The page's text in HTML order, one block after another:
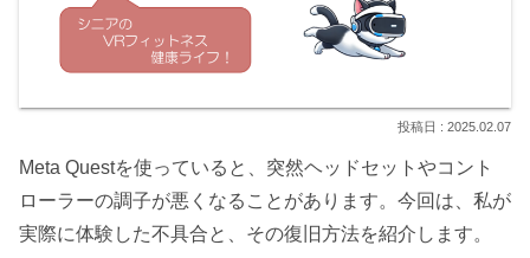
2025.02.07
Meta Questを使っていると、突然ヘッドセットやコント
ローラーの調子が悪くなることがあります。今回は、私が
実際に体験した不具合と、その復旧方法を紹介します。